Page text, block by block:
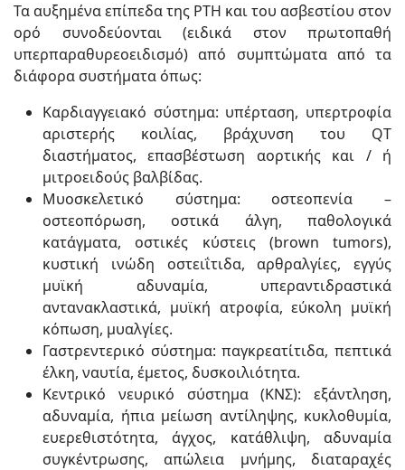
Τα αυξημένα επίπεδα της PTH και του ασβεστίου στον
ορό συνοδεύονται (ειδικά στον πρωτοπαθή
υπερπαραθυρεοειδισμό) από συμπτώματα από τα
διάφορα συστήματα όπως:
Καρδιαγγειακό σύστημα: υπέρταση, υπερτροφία
αριστερής κοιλίας, βράχυνση του QT
διαστήματος, επασβέστωση αορτικής και / ή
μιτροειδούς βαλβίδας.
Μυοσκελετικό σύστημα: οστεοπενία –
οστεοπόρωση, οστικά άλγη, παθολογικά
κατάγματα, οστικές κύστεις (brown tumors),
κυστική ινώδη οστειΐτιδα, αρθραλγίες, εγγύς
μυϊκή αδυναμία, υπεραντιδραστικά
αντανακλαστικά, μυϊκή ατροφία, εύκολη μυϊκή
κόπωση, μυαλγίες.
Γαστρεντερικό σύστημα: παγκρεατίτιδα, πεπτικά
έλκη, ναυτία, έμετος, δυσκοιλιότητα.
Κεντρικό νευρικό σύστημα (ΚΝΣ): εξάντληση,
αδυναμία, ήπια μείωση αντίληψης, κυκλοθυμία,
ευερεθιστότητα, άγχος, κατάθλιψη, αδυναμία
συγκέντρωσης, απώλεια μνήμης, διαταραχές